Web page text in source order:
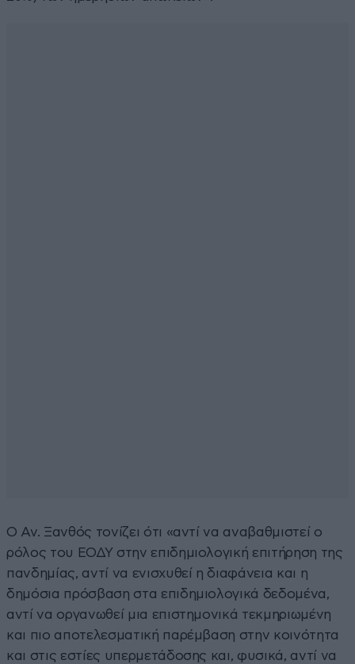
Ο Αν. Ξανθός τονίζει ότι «αντί να αναβαθμιστεί ο
ρόλος του ΕΟΔΥ στην επιδημιολογική επιτήρηση της
πανδημίας, αντί να ενισχυθεί η διαφάνεια και η
δημόσια πρόσβαση στα επιδημιολογικά δεδομένα,
αντί να οργανωθεί μια επιστημονικά τεκμηριωμένη
και πιο αποτελεσματική παρέμβαση στην κοινότητα
και στις εστίες υπερμετάδοσης και, φυσικά, αντί να